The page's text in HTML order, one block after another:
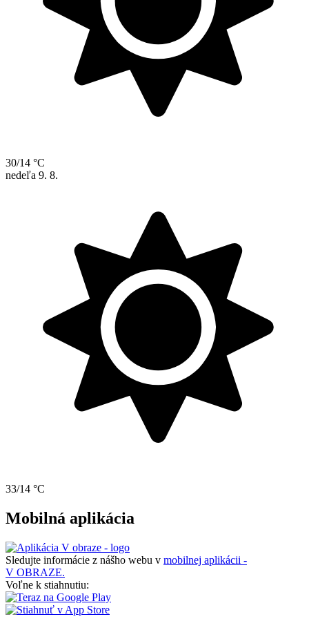
30/14 °C
nedeľa 9. 8.
33/14 °C
Mobilná aplikácia
Sledujte informácie z nášho webu v mobilnej aplikácii -
V OBRAZE.
Voľne k stiahnutiu: